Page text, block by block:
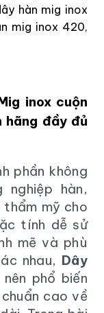
hàn mig inox
mig inox 420,
inox cuộn
hãng đầy đủ
phần không
hàn,
mỹ cho
tính dễ sử
mẽ và phù
nhau, Dây
phổ biến
cao về